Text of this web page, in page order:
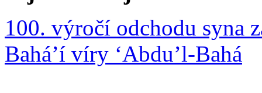
100. výročí odchodu syna
Bahá’í víry ‘Abdu’l-Bahá